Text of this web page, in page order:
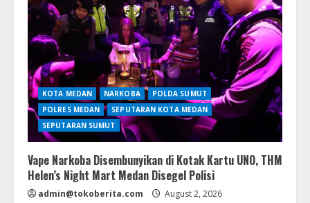
KOTA MEDAN NARKOBA
POLDA SUMUT
POLRES MEDAN
SEPUTARAN KOTA MEDAN
SEPUTARAN SUMUT
Vape Narkoba Disembunyikan di Kotak Kartu UNO, THM
Helen’s Night Mart Medan Disegel Polisi
admin@tokoberita.com August 2, 2026